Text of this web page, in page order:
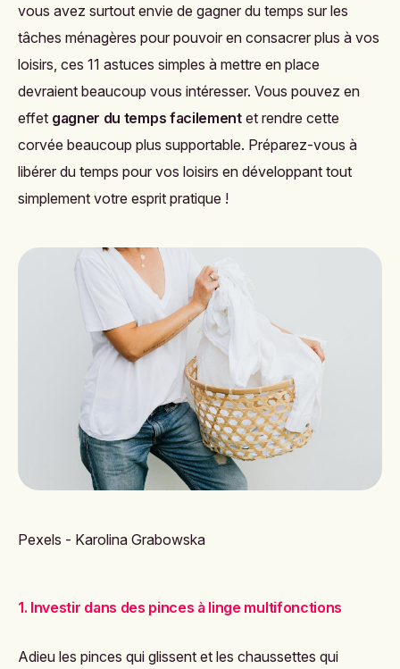
vous avez surtout envie de gagner du temps sur les
tâches ménagères pour pouvoir en consacrer plus à vos
loisirs, ces 11 astuces simples à mettre en place
devraient beaucoup vous intéresser. Vous pouvez en
effet gagner du temps facilementet rendre cette
corvée beaucoup plus supportable. Préparez-vous à
libérer du temps pour vos loisirs en développant tout
simplement votre esprit pratique !
Pexels - Karolina Grabowska
1. Investir dans des pinces à linge multifonctions
Adieu les pinces qui glissent et les chaussettes qui